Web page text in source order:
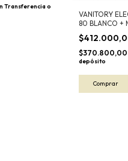
Transferencia o
VANITORY
80 BLANCO +
$370.800,00
depósito